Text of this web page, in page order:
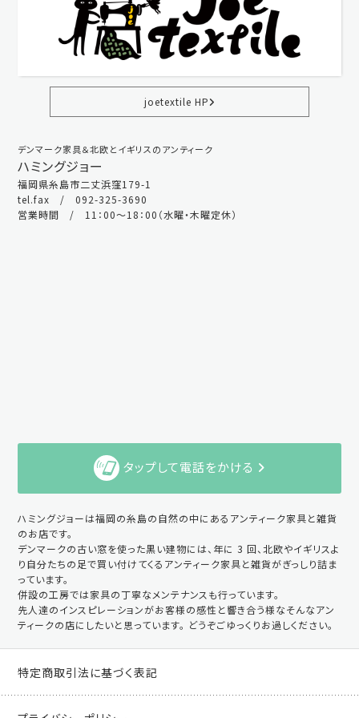
joetextile HP
デンマーク家具＆北欧とイギリスのアンティーク
ハミングジョー
福岡県糸島市二丈浜窪179-1
tel.fax / 092-325-3690
営業時間 / 11：00～18：00（水曜・木曜定休）
タップして電話をかける
ハミングジョーは福岡の糸島の自然の中にあるアンティーク家具と雑貨
のお店です。
デンマークの古い窓を使った黒い建物には、年に 3 回、北欧やイギリスよ
り自分たちの足で買い付けてくるアンティーク家具と雑貨がぎっしり詰ま
っています。
併設の工房では家具の丁寧なメンテナンスも行っています。
先人達のインスピレーションがお客様の感性と響き合う様なそんなアン
ティークの店にしたいと思っています。 どうぞごゆっくりお過しください。
特定商取引法に基づく表記